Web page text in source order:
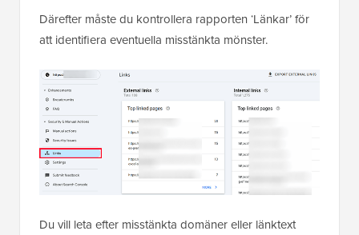
Därefter måste du kontrollera rapporten ‘Länkar’ för
att identifiera eventuella misstänkta mönster.
Du vill leta efter misstänkta domäner eller länktext